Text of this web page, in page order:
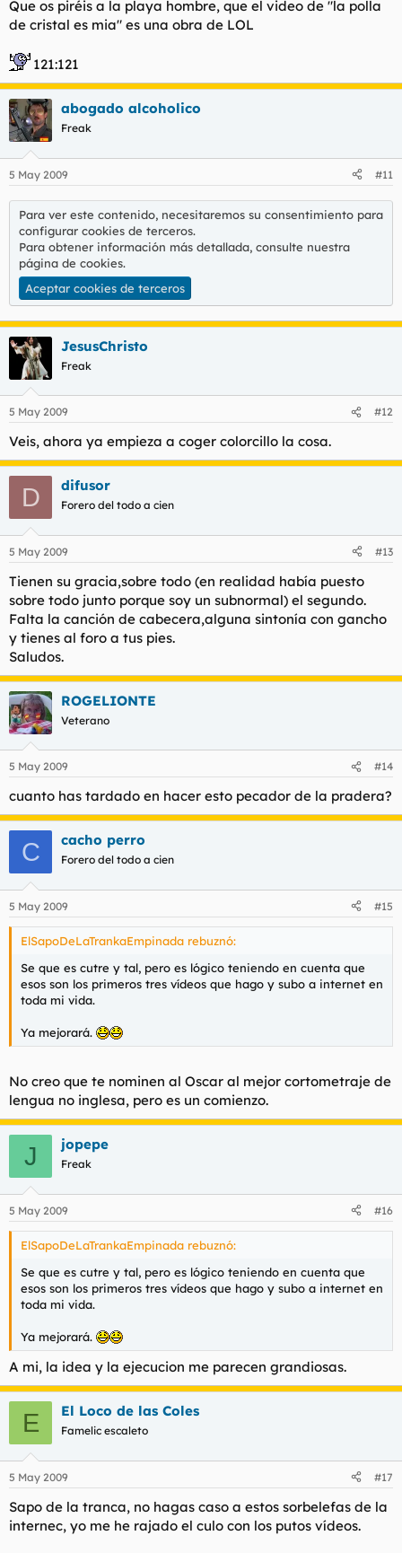
Que os piréis a la playa hombre, que el video de "la polla
de cristal es mia" es una obra de LOL
121:121
abogado alcoholico
Freak
5 May 2009 #11
Para ver este contenido, necesitaremos su consentimiento para
configurar cookies de terceros.
Para obtener información más detallada, consulte nuestra
página de cookies.
Aceptar cookies de terceros
JesusChristo
Freak
5 May 2009 #12
Veis, ahora ya empieza a coger colorcillo la cosa.
D difusor
Forero del todo a cien
5 May 2009 #13
Tienen su gracia,sobre todo (en realidad había puesto
sobre todo junto porque soy un subnormal) el segundo.
Falta la canción de cabecera,alguna sintonía con gancho
y tienes al foro a tus pies.
Saludos.
ROGELIONTE
Veterano
5 May 2009 #14
cuanto has tardado en hacer esto pecador de la pradera?
C cacho perro
Forero del todo a cien
5 May 2009 #15
ElSapoDeLaTrankaEmpinada rebuznó:
Se que es cutre y tal, pero es lógico teniendo en cuenta que
esos son los primeros tres vídeos que hago y subo a internet en
toda mi vida.
Ya mejorará.
No creo que te nominen al Oscar al mejor cortometraje de
lengua no inglesa, pero es un comienzo.
J jopepe
Freak
5 May 2009 #16
ElSapoDeLaTrankaEmpinada rebuznó:
Se que es cutre y tal, pero es lógico teniendo en cuenta que
esos son los primeros tres vídeos que hago y subo a internet en
toda mi vida.
Ya mejorará.
A mi, la idea y la ejecucion me parecen grandiosas.
E El Loco de las Coles
Famelic escaleto
5 May 2009 #17
Sapo de la tranca, no hagas caso a estos sorbelefas de la
internec, yo me he rajado el culo con los putos vídeos.